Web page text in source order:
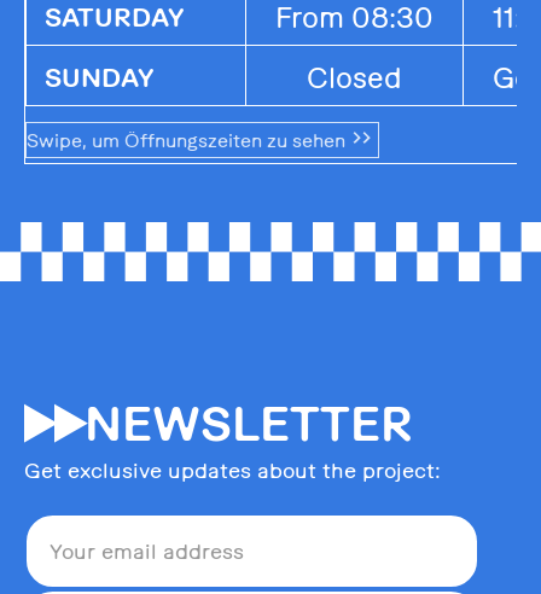
SATURDAY From 08:30
SUNDAY Closed
Swipe, um Öffnungszeiten zu sehen
55NEWSLETTER
Get exclusive updates about the project: